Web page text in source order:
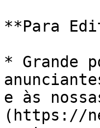
**Para
* Grande
e às
(https://